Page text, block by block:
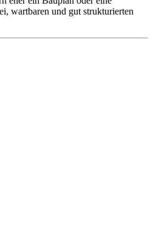
wartbaren und gut strukturierten